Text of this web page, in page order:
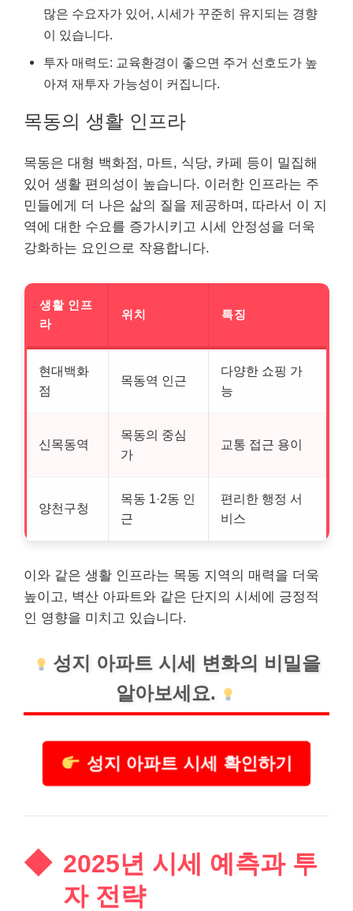
많은 수요자가 있어, 시세가 꾸준히 유지되는 경향
이 있습니다.
투자 매력도: 교육환경이 좋으면 주거 선호도가 높
아져 재투자 가능성이 커집니다.
목동의 생활 인프라
목동은 대형 백화점, 마트, 식당, 카페 등이 밀집해
있어 생활 편의성이 높습니다. 이러한 인프라는 주
민들에게 더 나은 삶의 질을 제공하며, 따라서 이 지
역에 대한 수요를 증가시키고 시세 안정성을 더욱
강화하는 요인으로 작용합니다.
생활 인프
라
위치 특징
현대백화
점
목동역 인근
다양한 쇼핑 가
능
신목동역
목동의 중심
가
교통 접근 용이
양천구청
목동 1·2동 인
근
편리한 행정 서
비스
이와 같은 생활 인프라는 목동 지역의 매력을 더욱
높이고, 벽산 아파트와 같은 단지의 시세에 긍정적
인 영향을 미치고 있습니다.
성지 아파트 시세 변화의 비밀을
알아보세요.
성지 아파트 시세 확인하기
2025년 시세 예측과 투
자 전략